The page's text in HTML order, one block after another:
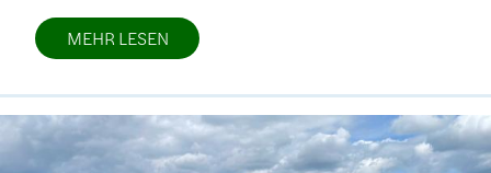
MEHR LESEN
Bild